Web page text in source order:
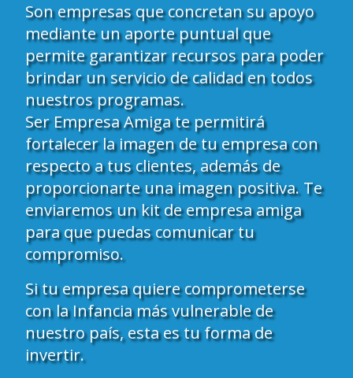
Son empresas que concretan su apoyo
mediante un aporte puntual que
permite garantizar recursos para poder
brindar un servicio de calidad en todos
nuestros programas.
Ser Empresa Amiga te permitirá
fortalecer la imagen de tu empresa con
respecto a tus clientes, además de
proporcionarte una imagen positiva. Te
enviaremos un kit de empresa amiga
para que puedas comunicar tu
compromiso.
Si tu empresa quiere comprometerse
con la Infancia más vulnerable de
nuestro país, esta es tu forma de
invertir.